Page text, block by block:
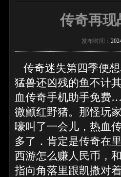
传奇再现
发布时间：
传奇迷失第四季便
猛兽还凶残的鱼不计
血传奇手机助手免费
微颤红野猪。那怪玩
嚎叫了一会儿，热血
多了．肯定是传奇在
西游怎么赚人民币，
指向角落里跟凯撒对